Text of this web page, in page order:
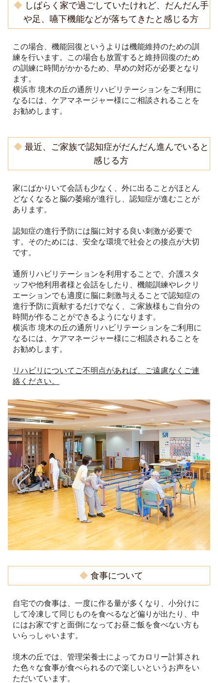
◆ しばらく家で過ごしていたけれど、だんだん手
や足、嚥下機能などが落ちてきたと感じる方
この場合、機能回復というよりは機能維持のための訓
練を行います。この場合も放置すると維持回復のため
の訓練に時間がかかるため、早めの対応が必要となり
ます。
横浜市 境木の丘の通所リハビリテーションをご利用に
なるには、ケアマネージャー様にご相談されることを
お勧めします。
◆ 最近、ご家族で認知症がだんだん進んでいると
感じる方
家にばかりいて会話も少なく、外に出ることがほとん
どなくなると脳の萎縮が進行し、認知症が進むことが
あります。
認知症の進行予防には脳に対する良い刺激が必要で
す。そのためには、安全な環境で社会との接点が大切
です。
通所リハビリテーションを利用することで、介護スタ
ッフや他利用者様と会話をしたり、機能訓練やレクリ
エーションでも適度に脳に刺激与えることで認知症の
進行予防に貢献するだけでなく、ご家族様もご自分の
時間が作ることができるようになります。
横浜市 境木の丘の通所リハビリテーションをご利用に
なるには、ケアマネージャー様にご相談されることを
お勧めします。
リハビリについてご不明点があれば、ご遠慮なくご連
絡ください。
◆ 食事について
自宅での食事は、一度に作る量が多くなり、小分けに
して冷凍して同じものを食べるなど偏りが出たり、中
にはお家ですと面倒になってお昼ご飯を食べない方も
いらっしゃいます。
境木の丘では、管理栄養士によってカロリー計算され
た色々な食事が食べられるので楽しいというお声をい
ただいています。